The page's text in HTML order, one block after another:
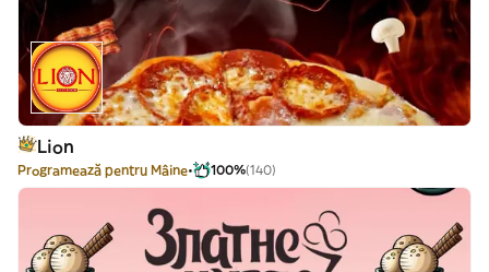
Lion
Programează pentru Mâine 100%(140)